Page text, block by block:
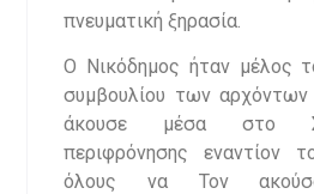
πνευματική ξηρασία.
Ο Νικόδημος ήταν μέλος
συμβουλίου των
άκουσε μέσα στο
περιφρόνησης εναντίον
όλους να Τον